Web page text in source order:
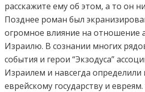
расскажите ему об этом, а то он
Позднее роман был
огромное влияние на отношение
Израилю. В сознании многих
события и герои “Экзодуса”
Израилем и навсегда
еврейскому государству и